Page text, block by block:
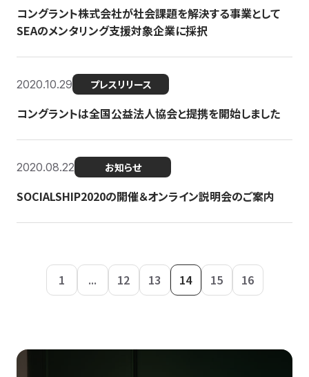
コングラント株式会社が社会課題を解決する事業として
SEAのメンタリング支援対象企業に採択
2020.10.29 プレスリリース
コングラントは全国公益法人協会と提携を開始しました
2020.08.22 お知らせ
SOCIALSHIP2020の開催＆オンライン説明会のご案内
1 ... 12 13 14 15 16